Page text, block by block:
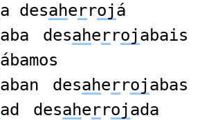
a desaherrojá
aba desaherrojabais
ábamos
aban desaherrojabas
ad desaherrojada